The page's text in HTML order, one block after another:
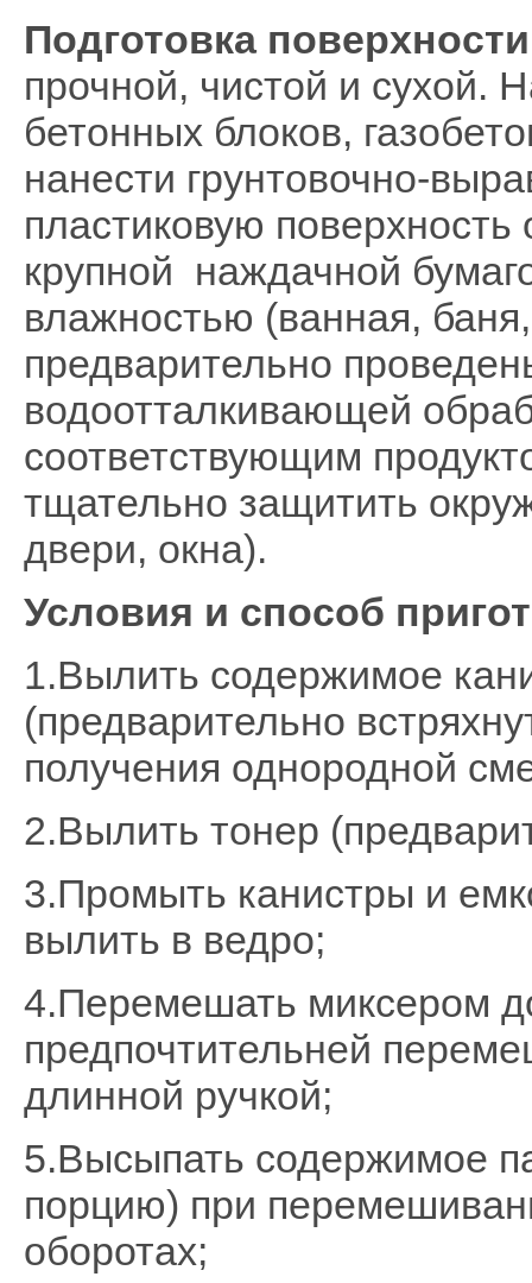
Подготовка
прочной, чистой и сухой.
бетонных блоков,
нанести грунтовочно-
пластиковую
крупной наждачной
влажностью (ванная,
предварительно
водоотталкивающей
соответствующим
тщательно защитить
двери, окна).
Условия и способ
1.Вылить содержимое
(предварительно
получения однородной
2.Вылить тонер
3.Промыть канистры и
вылить в ведро;
4.Перемешать миксером
предпочтительней
длинной ручкой;
5.Высыпать содержимое
порцию) при
оборотах;